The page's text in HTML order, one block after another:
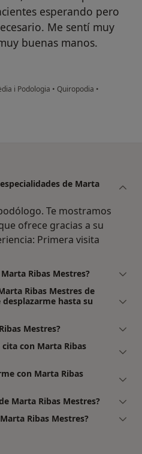
esperando pero
Me sentí muy
buenas manos.
i Podologia • Quiropodia •
de Marta
Te mostramos
ofrece gracias a su
Primera visita
Ribas Mestres?
Ribas Mestres de
hasta su
Mestres?
con Marta Ribas
con Marta Ribas
Marta Ribas Mestres?
Ribas Mestres?